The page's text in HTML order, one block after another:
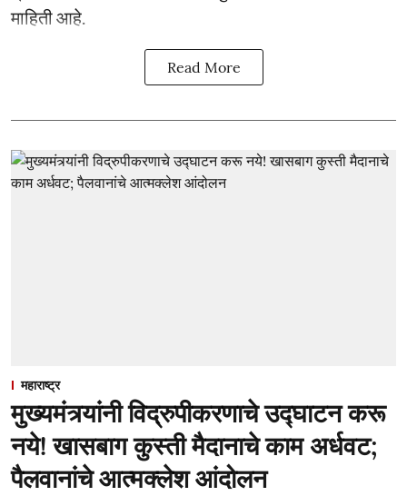
माहिती आहे.
Read More
महाराष्ट्र
मुख्यमंत्र्यांनी विद्रुपीकरणाचे उद्घाटन करू
नये! खासबाग कुस्ती मैदानाचे काम अर्धवट;
पैलवानांचे आत्मक्लेश आंदोलन